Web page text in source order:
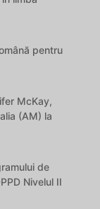
pentru
McKay,
(AM) la
de
Nivelul II